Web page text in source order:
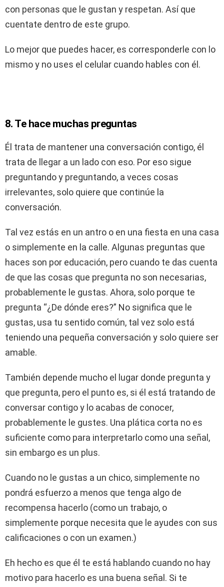
con personas que le gustan y respetan. Así que
cuentate dentro de este grupo.
Lo mejor que puedes hacer, es corresponderle con lo
mismo y no uses el celular cuando hables con él.
8. Te hace muchas preguntas
Él trata de mantener una conversación contigo, él
trata de llegar a un lado con eso. Por eso sigue
preguntando y preguntando, a veces cosas
irrelevantes, solo quiere que continúe la
conversación.
Tal vez estás en un antro o en una fiesta en una casa
o simplemente en la calle. Algunas preguntas que
haces son por educación, pero cuando te das cuenta
de que las cosas que pregunta no son necesarias,
probablemente le gustas. Ahora, solo porque te
pregunta “¿De dónde eres?” No significa que le
gustas, usa tu sentido común, tal vez solo está
teniendo una pequeña conversación y solo quiere ser
amable.
También depende mucho el lugar donde pregunta y
que pregunta, pero el punto es, si él está tratando de
conversar contigo y lo acabas de conocer,
probablemente le gustes. Una plática corta no es
suficiente como para interpretarlo como una señal,
sin embargo es un plus.
Cuando no le gustas a un chico, simplemente no
pondrá esfuerzo a menos que tenga algo de
recompensa hacerlo (como un trabajo, o
simplemente porque necesita que le ayudes con sus
calificaciones o con un examen.)
Eh hecho es que él te está hablando cuando no hay
motivo para hacerlo es una buena señal. Si te